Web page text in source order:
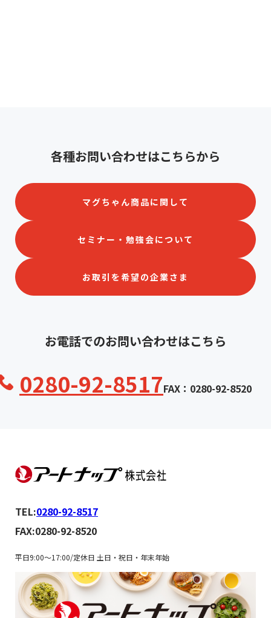
各種お問い合わせはこちらから
マグちゃん商品に関して
セミナー・勉強会について
お取引を希望の企業さま
お電話でのお問い合わせはこちら
0280-92-8517FAX：0280-92-8520
TEL:0280-92-8517
FAX:0280-92-8520
平日9:00～17:00/定休日 土日・祝日・年末年始